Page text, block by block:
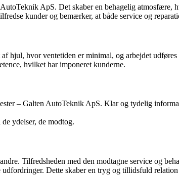
ApS. Det skaber en behagelig atmosfære,
kunder og bemærker, at både service og
hjul, hvor ventetiden er minimal, og arbejdet
hvilket har imponeret kunderne.
– Galten AutoTeknik ApS. Klar og tydelig
ydelser, de modtog.
Tilfredsheden med den modtagne service og
Dette skaber en tryg og tillidsfuld